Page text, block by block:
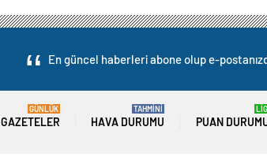
En güncel haberleri abone olup e-
GAZETELER
GÜNLÜK
HAVA DURUMU
TAHMİNİ
PUAN
LİG